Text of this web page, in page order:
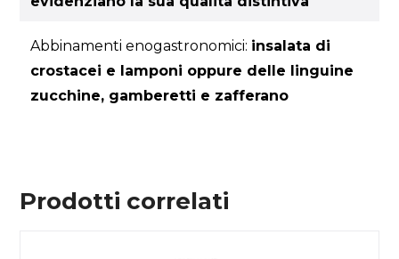
Abbinamenti enogastronomici: insalata di
crostacei e lamponi oppure delle linguine
zucchine, gamberetti e zafferano
Prodotti correlati